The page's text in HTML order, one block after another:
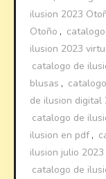
ilusion 2023
Otoño ,
ilusion 2023
catalogo de
blusas ,
de ilusion digital
catalogo de
ilusion en pdf ,
ilusion julio 2023
catalogo de